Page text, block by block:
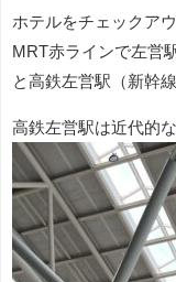
ホテルをチェックア
MRT赤ラインで左営
と高鉄左営駅（新幹
高鉄左営駅は近代的